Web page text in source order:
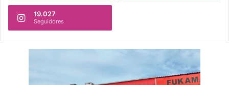
19.027
Seguidores